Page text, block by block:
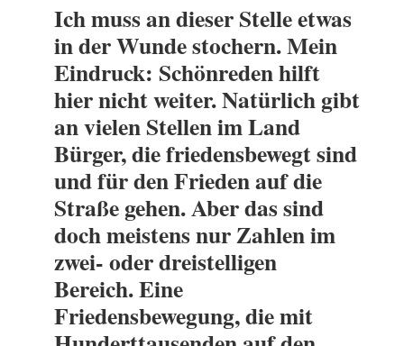
Ich muss an dieser Stelle etwas
in der Wunde stochern. Mein
Eindruck: Schönreden hilft
hier nicht weiter. Natürlich gibt
an vielen Stellen im Land
Bürger, die friedensbewegt sind
und für den Frieden auf die
Straße gehen. Aber das sind
doch meistens nur Zahlen im
zwei- oder dreistelligen
Bereich. Eine
Friedensbewegung, die mit